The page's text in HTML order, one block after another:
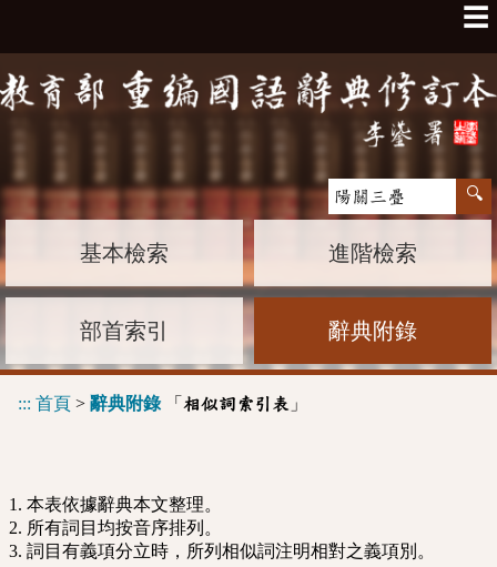
☰
基本檢索 進階檢索
部首索引 辭典附錄
::: 首頁 > 辭典附錄「 相似詞索引表 」
1. 本表依據辭典本文整理。
2. 所有詞目均按音序排列。
3. 詞目有義項分立時，所列相似詞注明相對之義項別。